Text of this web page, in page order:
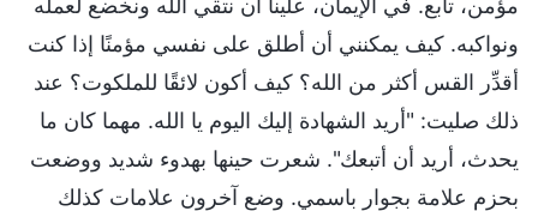
ونواكبه. كيف يمكنني أن أطلق على نفسي مؤمنًا إذا كنت
أقدِّر القس أكثر من الله؟ كيف أكون لائقًا للملكوت؟ عند
ذلك صليت: "أريد الشهادة إليك اليوم يا الله. مهما كان ما
يحدث، أريد أن أتبعك". شعرت حينها بهدوء شديد ووضعت
بحزم علامة بجوار باسمي. وضع آخرون علامات كذلك